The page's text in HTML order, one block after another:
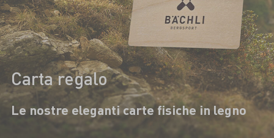
Carta regalo
Le nostre eleganti carte fisiche in legno